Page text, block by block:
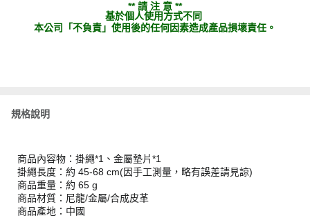
** 請 注 意 **
基於個人使用方式不同
本公司「不負責」使用後的任何因素造成產品損壞責任。
規格說明
商品內容物：掛繩*1、金屬墊片*1
掛繩長度：約 45-68 cm(因手工測量，略有誤差請見諒)
商品重量：約 65 g
商品材質：尼龍/金屬/合成皮革
商品產地：中國